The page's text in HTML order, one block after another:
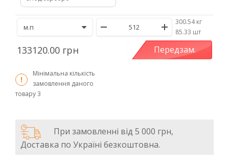
300.54 кг
/85.33 шт
133120.00 грн Передзам.
Мінімальна кількість
замовлення даного
товару3
При замовленні від 5 000 грн,
Доставка по Україні безкоштовна.